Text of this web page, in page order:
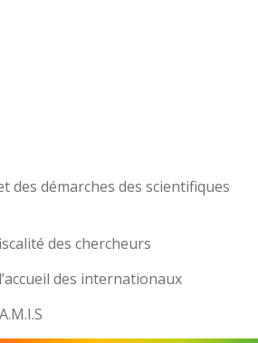
des démarches des scientifiques
des chercheurs
des internationaux